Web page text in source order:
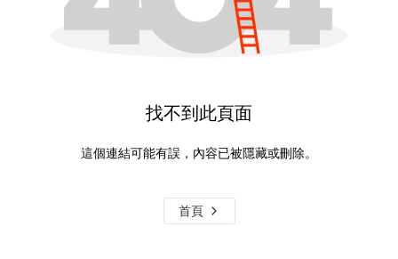
找不到此頁面
這個連結可能有誤，內容已被隱藏或刪除。
首頁